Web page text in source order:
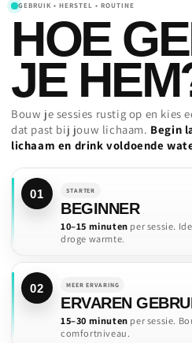
GEBRUIK • HERSTEL • ROUTINE
HOE
JE
Bouw je sessies rustig op en kies
dat past bij jouw lichaam. Begin
lichaam en drink voldoende
01 STARTER
BEGINNER
10–15 minuten per sessie.
droge warmte.
02 MEER ERVARING
ERVAREN
15–30 minuten per sessie.
comfortniveau.